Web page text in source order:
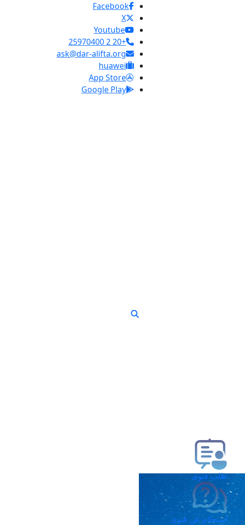
Facebook
X
Youtube
+20 2 25970400
ask@dar-alifta.org
huawei
App Store
Google Play
طلب فتوى
استعلام عن فتوى